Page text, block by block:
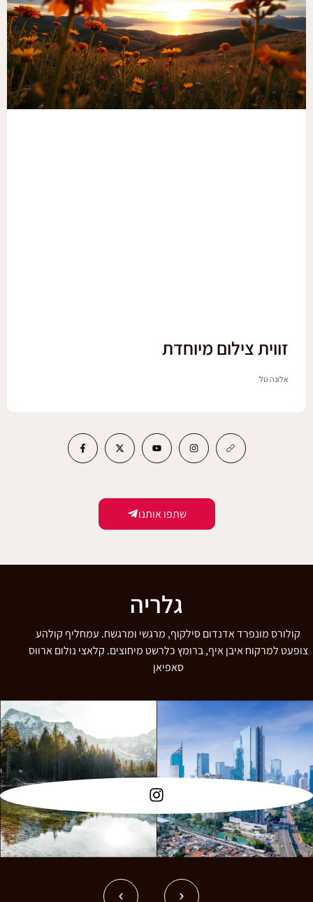
זווית צילום מיוחדת
אלונה טל
שתפו אותנו
גלריה
קולורס מונפרד אדנדום סילקוף, מרגשי ומרגשח. עמחליף קולהע
צופעט למרקוח איבן איף, ברומץ כלרשט מיחוצים. קלאצי נולום ארווס
סאפיאן